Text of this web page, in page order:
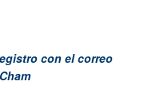
con el correo